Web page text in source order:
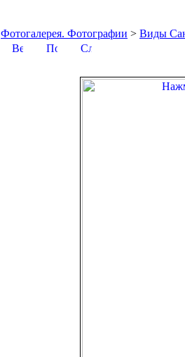
Фотогалерея. Фотографии > Виды